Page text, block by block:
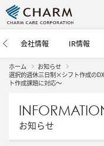
会社情報 IR情報
ホーム
お知らせ
選択的週休三日制×シフト作成の
ト作成課題に対応～
お知らせ